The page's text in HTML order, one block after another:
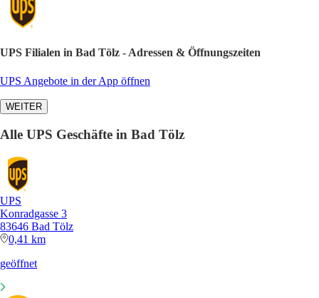
UPS Filialen in Bad Tölz - Adressen & Öffnungszeiten
UPS Angebote in der App öffnen
WEITER
Alle UPS Geschäfte in Bad Tölz
UPS
Konradgasse 3
83646 Bad Tölz
0,41 km
geöffnet